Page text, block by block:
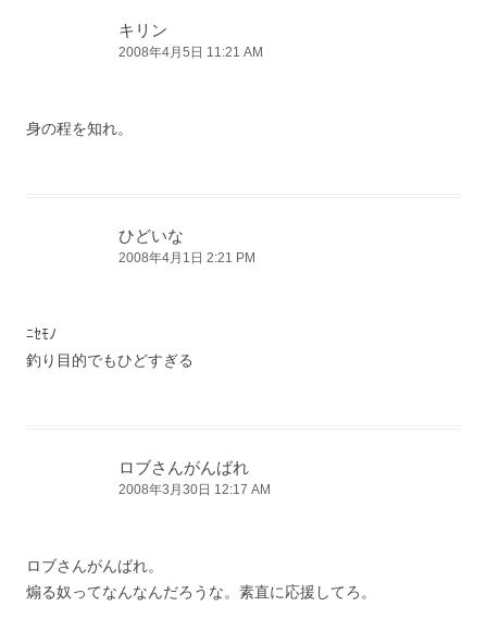
キリン
2008年4月5日 11:21 AM
身の程を知れ。
ひどいな
2008年4月1日 2:21 PM
ﾆｾﾓﾉ
釣り目的でもひどすぎる
ロブさんがんばれ
2008年3月30日 12:17 AM
ロブさんがんばれ。
煽る奴ってなんなんだろうな。素直に応援してろ。